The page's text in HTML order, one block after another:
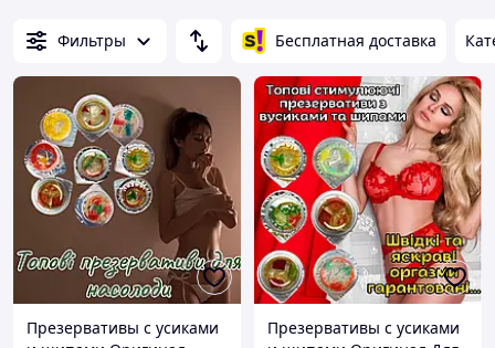
Фильтры Бесплатная доставка
Презервативы с усиками
Презервативы с усиками